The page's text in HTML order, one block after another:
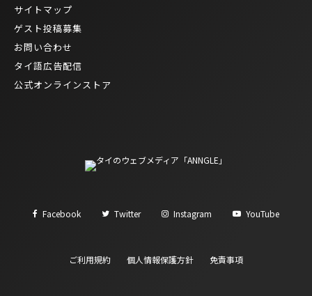
サイトマップ
ゲスト投稿募集
お問い合わせ
タイ語広告配信
公式オンラインストア
Facebook Twitter Instagram YouTube
ご利用規約 個人情報保護方針 免責事項